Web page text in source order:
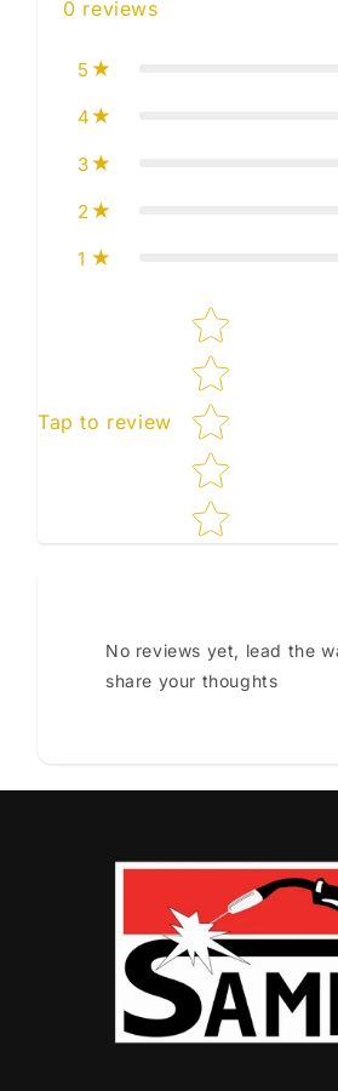
0 reviews
5
4
3
2
1
Tap to review
Star rating
No reviews yet, lead the
share your thoughts